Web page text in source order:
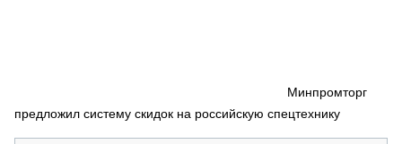
СПЕЦПРОЕКТЫ
Минпромторг
предложил систему скидок на российскую спецтехнику